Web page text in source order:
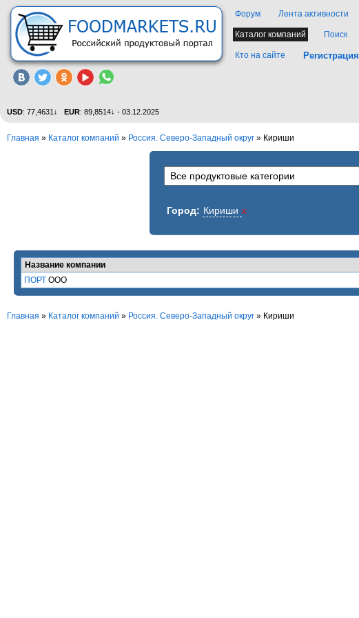
Форум Лента активности
Каталог компаний Поиск
Кто на сайте Регистрация
USD: 77,4631↓ EUR: 89,8514↓ - 03.12.2025
Главная » Каталог компаний » Россия. Северо-Западный округ » Кириши
Город: Кириши x
Название компании
ПОРТ ООО
Главная » Каталог компаний » Россия. Северо-Западный округ » Кириши